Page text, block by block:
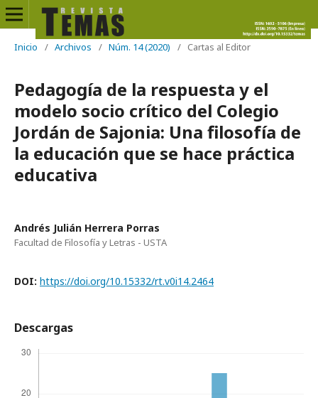
Inicio / Archivos / Núm. 14 (2020) / Cartas al Editor
Pedagogía de la respuesta y el
modelo socio crítico del Colegio
Jordán de Sajonia: Una filosofía de
la educación que se hace práctica
educativa
Andrés Julián Herrera Porras
Facultad de Filosofía y Letras - USTA
DOI: https://doi.org/10.15332/rt.v0i14.2464
Descargas